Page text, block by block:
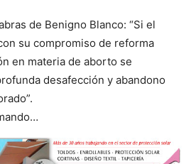
de Benigno Blanco: “Si el
su compromiso de reforma
en materia de aborto se
desafección y abandono